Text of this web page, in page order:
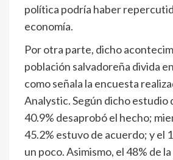
política podría haber
economía.
Por otra parte, dicho
población salvadoreña divida
como señala la encuesta
Analystic. Según dicho estudio
40.9% desaprobó el hecho;
45.2% estuvo de acuerdo; y el
un poco. Asimismo, el 48% de